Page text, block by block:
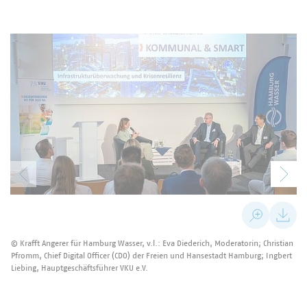
© Krafft Angerer für Hamburg Wasser, v.l.: Eva Diederich, Moderatorin; Christian
Pfromm, Chief Digital Officer (CDO) der Freien und Hansestadt Hamburg; Ingbert
Liebing, Hauptgeschäftsführer VKU e.V.